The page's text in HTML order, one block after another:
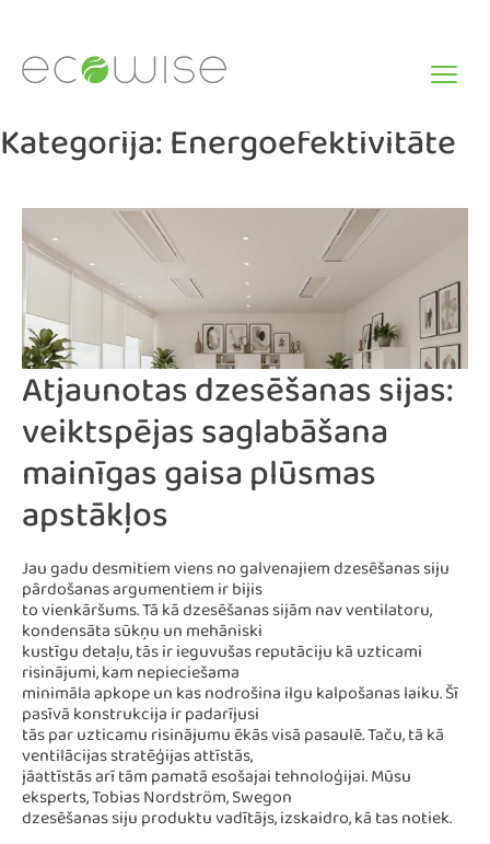
content
Kategorija:Energoefektivitāte
Atjaunotas dzesēšanas sijas:
veiktspējas saglabāšana
mainīgas gaisa plūsmas
apstākļos
Jau gadu desmitiem viens no galvenajiem dzesēšanas siju
pārdošanas argumentiem ir bijis
to vienkāršums. Tā kā dzesēšanas sijām nav ventilatoru,
kondensāta sūkņu un mehāniski
kustīgu detaļu, tās ir ieguvušas reputāciju kā uzticami
risinājumi, kam nepieciešama
minimāla apkope un kas nodrošina ilgu kalpošanas laiku. Šī
pasīvā konstrukcija ir padarījusi
tās par uzticamu risinājumu ēkās visā pasaulē. Taču, tā kā
ventilācijas stratēģijas attīstās,
jāattīstās arī tām pamatā esošajai tehnoloģijai. Mūsu
eksperts, Tobias Nordström, Swegon
dzesēšanas siju produktu vadītājs, izskaidro, kā tas notiek.